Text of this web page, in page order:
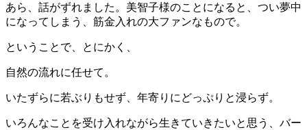
あら、話がずれました。美智子様のことになると、つい夢中
になってしまう、筋金入れの大ファンなもので。
ということで、とにかく、
自然の流れに任せて。
いたずらに若ぶりもせず、年寄りにどっぷりと浸らず。
いろんなことを受け入れながら生きていきたいと思う、バー